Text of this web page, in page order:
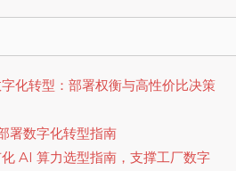
化转型：部署权衡与高性价比决策
署数字化转型指南
AI 算力选型指南，支撑工厂数字